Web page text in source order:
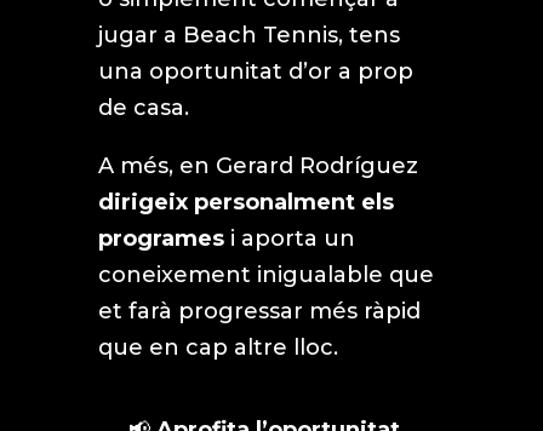
jugar a Beach Tennis, tens
una oportunitat d’or a prop
de casa.
A més, en Gerard Rodríguez
dirigeix personalment els
programesi aporta un
coneixement inigualable que
et farà progressar més ràpid
que en cap altre lloc.